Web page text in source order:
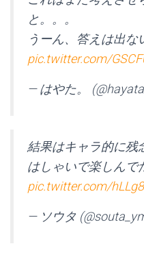
と。。。
うーん、答えは出な
pic.twitter.com/
— はやた。
結果はキャラ的に残
はしゃいで楽しんで
pic.twitter.com/
— ソウタ